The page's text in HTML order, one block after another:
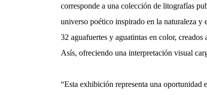
corresponde a una colección de litografías
universo poético inspirado en la naturaleza y
32 aguafuertes y aguatintas en color,
Asís, ofreciendo una interpretación visual
“Esta exhibición representa una oportunidad